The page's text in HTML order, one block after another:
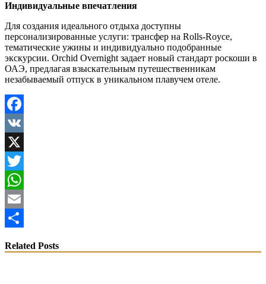
Индивидуальные впечатления
Для создания идеального отдыха доступны
персонализированные услуги: трансфер на Rolls-Royce,
тематические ужины и индивидуально подобранные
экскурсии. Orchid Overnight задает новый стандарт роскоши в
ОАЭ, предлагая взыскательным путешественникам
незабываемый отпуск в уникальном плавучем отеле.
Facebook
VK
X
Twitter
WhatsApp
Email
Related Posts